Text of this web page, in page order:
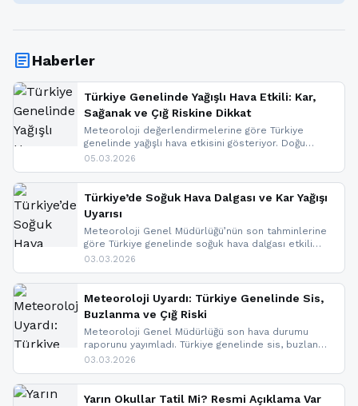
articleHaberler
Türkiye Genelinde Yağışlı Hava Etkili: Kar,
Sağanak ve Çığ Riskine Dikkat
Meteoroloji değerlendirmelerine göre Türkiye
genelinde yağışlı hava etkisini gösteriyor. Doğu
bölgelerinde kar yağışı beklenirken Marmara ve
ise çığ tehlikesi bulunuyor. İç kesimlerde sis ve pus
nedeniyle görüş mesafesinde azalma
yaşanabileceği belirtiliyor.
05.03.2026
Türkiye’de Soğuk Hava Dalgası ve Kar Yağışı
Uyarısı
Meteoroloji Genel Müdürlüğü’nün son tahminlerine
göre Türkiye genelinde soğuk hava dalgası etkili
oluyor. Birçok il için kar yağışı ve buzlanma uyarısı
03.03.2026
Meteoroloji Uyardı: Türkiye Genelinde Sis,
Buzlanma ve Çığ Riski
Meteoroloji Genel Müdürlüğü son hava durumu
raporunu yayımladı. Türkiye genelinde sis, buzlanma
ve don beklenirken Doğu Anadolu ve Doğu
yapıldı. İşte son dakika meteoroloji gelişmeleri.
03.03.2026
Yarın Okullar Tatil Mi? Resmi Açıklama Var